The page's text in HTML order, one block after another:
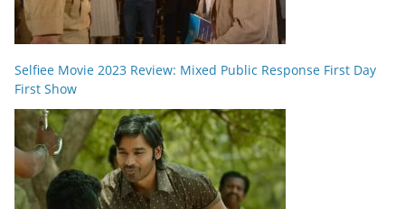
Selfiee Movie 2023 Review: Mixed Public Response First Day
First Show